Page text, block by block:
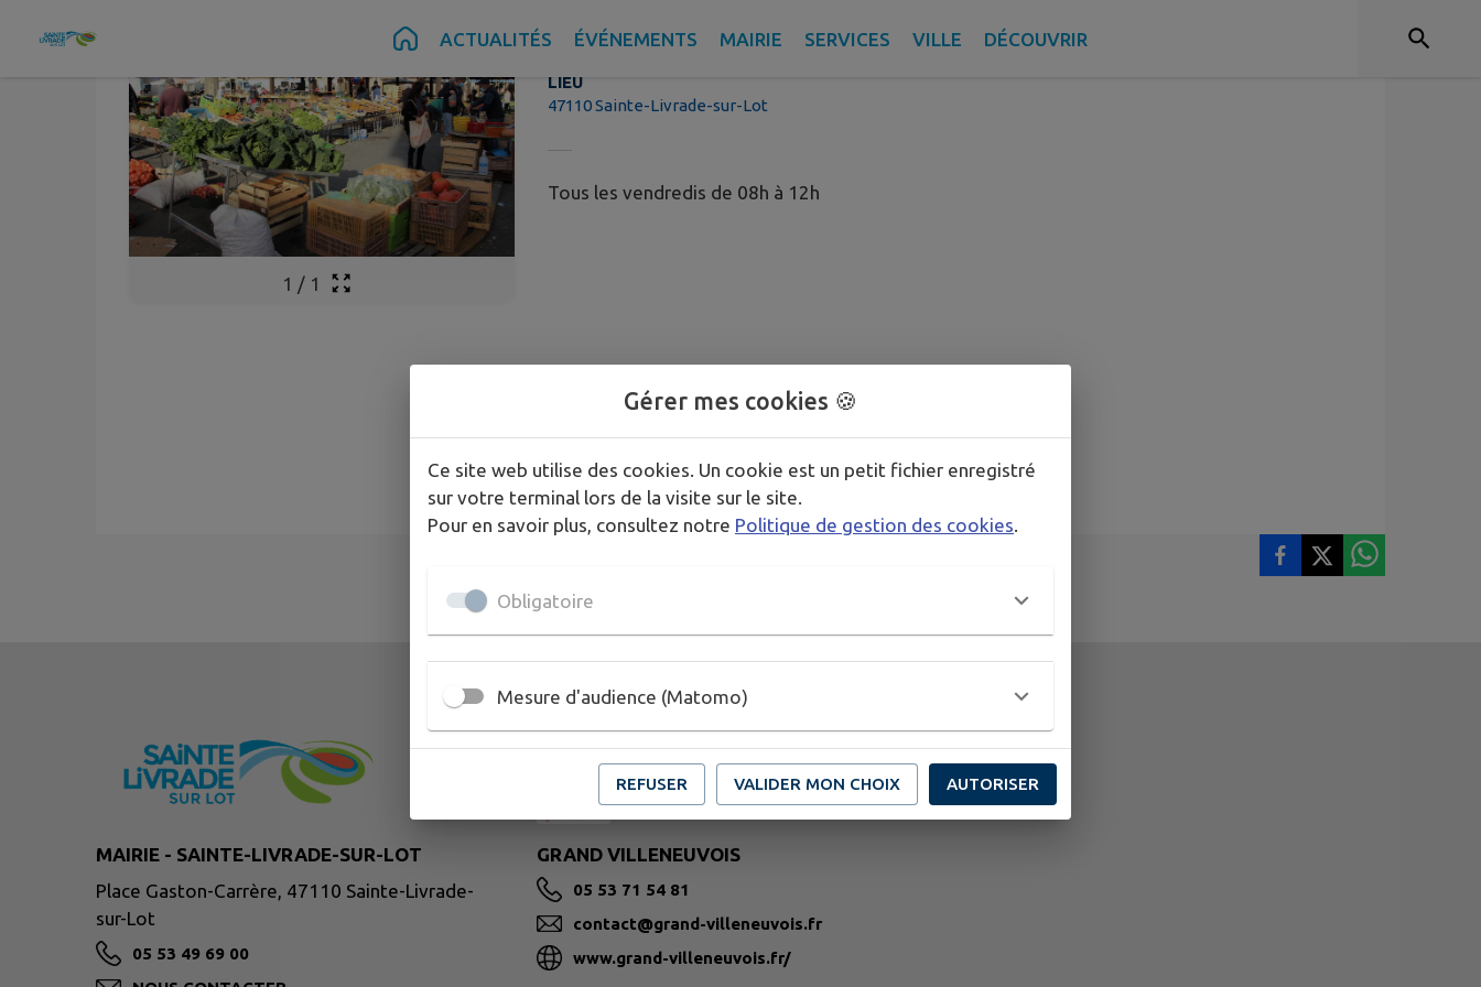
Contenu Pied de page ACTUALITÉS ÉVÉNEMENTS MAIRIE SERVICES VILLE DÉCOUVRIR
1 / 1
LIEU
47110 Sainte-Livrade-sur-Lot
Tous les vendredis de 08h à 12h
MAIRIE - SAINTE-LIVRADE-SUR-LOT
Place Gaston-Carrère, 47110 Sainte-Livrade-
sur-Lot
05 53 49 69 00
GRAND VILLENEUVOIS
05 53 71 54 81
contact@grand-villeneuvois.fr
www.grand-villeneuvois.fr/
Gérer mes cookies 🍪
Ce site web utilise des cookies. Un cookie est un petit fichier enregistré
sur votre terminal lors de la visite sur le site.
Pour en savoir plus, consultez notre Politique de gestion des cookies.
Obligatoire
Mesure d'audience (Matomo)
REFUSER VALIDER MON CHOIX AUTORISER